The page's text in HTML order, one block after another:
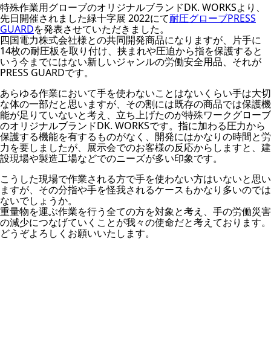
特殊作業用グローブのオリジナルブランドDK. WORKSより、
先日開催されました緑十字展 2022にて耐圧グローブPRESS
GUARDを発表させていただきました。
四国電力株式会社様との共同開発商品になりますが、片手に
14枚の耐圧板を取り付け、挟まれや圧迫から指を保護すると
いう今までにはない新しいジャンルの労働安全用品、それが
PRESS GUARDです。
あらゆる作業において手を使わないことはないくらい手は大切
な体の一部だと思いますが、その割には既存の商品では保護機
能が足りていないと考え、立ち上げたのが特殊ワークグローブ
のオリジナルブランドDK. WORKSです。指に加わる圧力から
保護する機能を有するものがなく、開発にはかなりの時間と労
力を要しましたが、展示会でのお客様の反応からしますと、建
設現場や製造工場などでのニーズが多い印象です。
こうした現場で作業される方で手を使わない方はいないと思い
ますが、その分指や手を怪我されるケースもかなり多いのでは
ないでしょうか。
重量物を運ぶ作業を行う全ての方を対象と考え、手の労働災害
の減少につなげていくことが我々の使命だと考えております。
どうぞよろしくお願いいたします。